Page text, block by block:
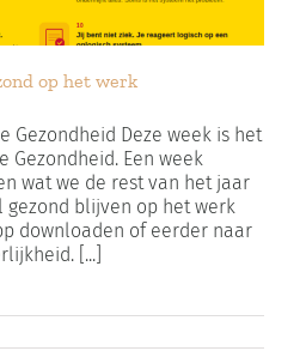
op het werk
Gezondheid Deze week is het
Gezondheid. Een week
wat we de rest van het jaar
blijven op het werk
downloaden of eerder naar
[...]